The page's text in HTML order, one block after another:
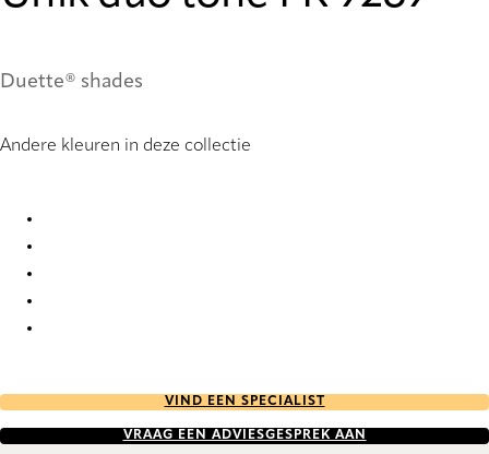
Duette® shades
Andere kleuren in deze collectie
VIND EEN SPECIALIST
VRAAG EEN ADVIESGESPREK AAN